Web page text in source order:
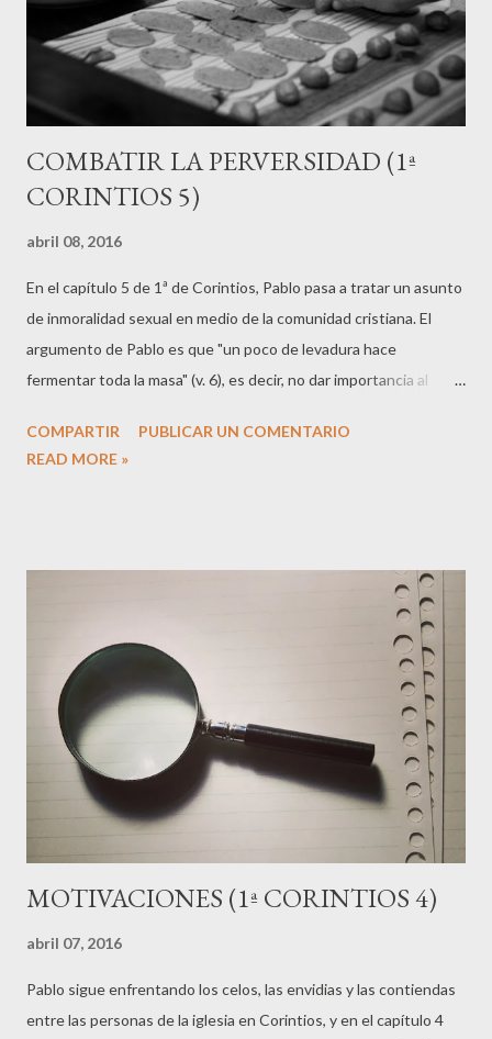
pleitos entre vosotros, cuando deberíais sopo...
COMBATIR LA PERVERSIDAD (1ª
CORINTIOS 5)
abril 08, 2016
En el capítulo 5 de 1ª de Corintios, Pablo pasa a tratar un asunto
de inmoralidad sexual en medio de la comunidad cristiana. El
argumento de Pablo es que "un poco de levadura hace
fermentar toda la masa" (v. 6), es decir, no dar importancia al
seguidoras de Jesús estamos todas en proceso, avanzamos en
debemos pasar por alto. Dice el apóstol: "Así que hagamos
fiesta; pero no a base de la vieja levadura —me refiero a la
maldad y a la perversidad—, sino con los panes pascuales de la
sinceridad y de la verdad." (5:8) La sinceridad tiene que ver con
mostrarnos tal cual somos, con no ocultar la realidad en
nosotras vidas, por incómodas que sean. La verdad, como ya he...
COMPARTIR
PUBLICAR UN COMENTARIO
READ MORE »
MOTIVACIONES (1ª CORINTIOS 4)
abril 07, 2016
Pablo sigue enfrentando los celos, las envidias y las contiendas
entre las personas de la iglesia en Corintios, y en el capítulo 4